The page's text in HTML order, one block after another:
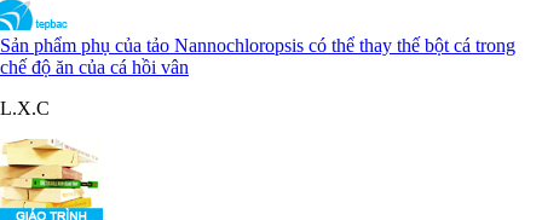
Sản phẩm phụ của tảo Nannochloropsis có thể thay thế bột cá trong
chế độ ăn của cá hồi vân
L.X.C